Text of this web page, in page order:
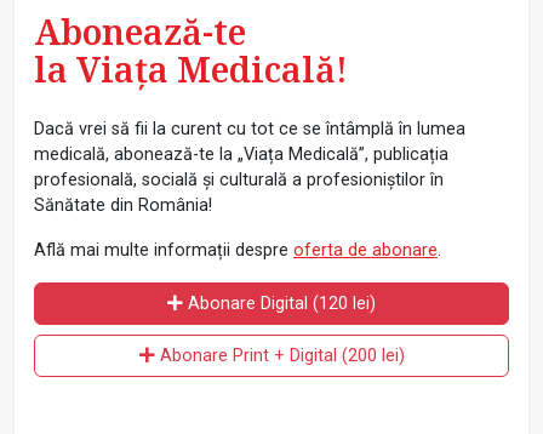
Abonează-te
la Viața Medicală!
Dacă vrei să fii la curent cu tot ce se întâmplă în lumea
medicală, abonează-te la „Viața Medicală”, publicația
profesională, socială și culturală a profesioniștilor în
Sănătate din România!
Află mai multe informații despre oferta de abonare.
Abonare Digital (120 lei)
Abonare Print + Digital (200 lei)